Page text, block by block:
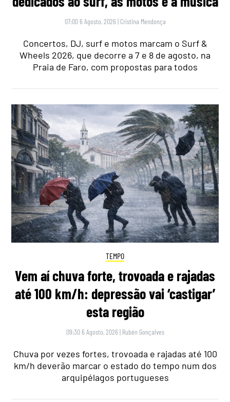
07:00 6 Agosto, 2026 | Cristina Mendonça
Concertos, DJ, surf e motos marcam o Surf &
Wheels 2026, que decorre a 7 e 8 de agosto, na
Praia de Faro, com propostas para todos
TEMPO
Vem aí chuva forte, trovoada e rajadas
até 100 km/h: depressão vai ‘castigar’
esta região
09:30 6 Agosto, 2026 | Rubén Gonçalves
Chuva por vezes fortes, trovoada e rajadas até 100
km/h deverão marcar o estado do tempo num dos
arquipélagos portugueses